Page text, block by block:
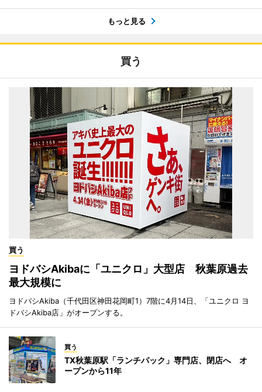
もっと見る
買う
買う
ヨドバシAkibaに「ユニクロ」大型店 秋葉原過去
最大規模に
ヨドバシAkiba（千代田区神田花岡町1）7階に4月14日、「ユニクロ ヨ
ドバシAkiba店」がオープンする。
買う
TX秋葉原駅「ランチパック」専門店、閉店へ オ
ープンから11年